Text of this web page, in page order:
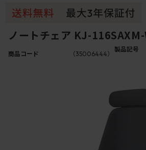
ノートチェア KJ-
商品コード （35006444）
製品記号